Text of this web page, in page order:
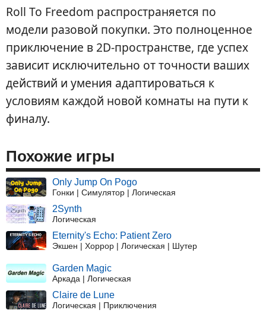
Roll To Freedom распространяется по
модели разовой покупки. Это полноценное
приключение в 2D-пространстве, где успех
зависит исключительно от точности ваших
действий и умения адаптироваться к
условиям каждой новой комнаты на пути к
финалу.
Похожие игры
Only Jump On Pogo
Гонки | Симулятор | Логическая
2Synth
Логическая
Eternity's Echo: Patient Zero
Экшен | Хоррор | Логическая | Шутер
Garden Magic
Аркада | Логическая
Claire de Lune
Логическая | Приключения